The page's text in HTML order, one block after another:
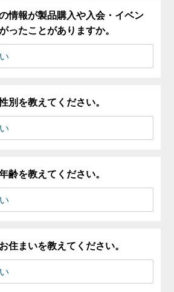
情報が製品購入や入会・イベン
ったことがありますか。
別を教えてください。
齢を教えてください。
住まいを教えてください。